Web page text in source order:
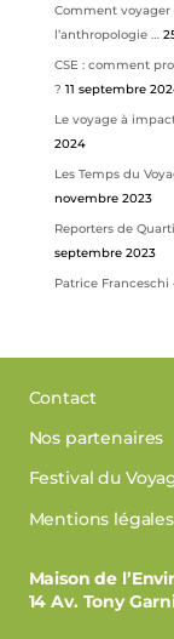
Comment voyager
l’anthropologie …
CSE : comment
? 11 septembre
Le voyage à
2024
Les Temps du
novembre 2023
Reporters de
septembre 2023
Patrice Franceschi
Contact
Nos partenaires
Festival du
Mentions légales
Maison de
14 Av. Tony